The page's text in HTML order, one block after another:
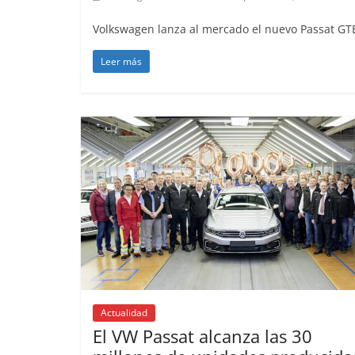
Volkswagen lanza al mercado el nuevo Passat
Leer más
Actualidad
El VW Passat alcanza las 30
31